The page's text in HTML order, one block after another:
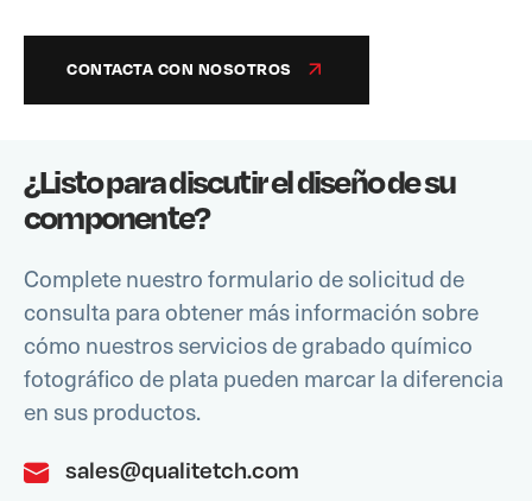
CONTACTA CON NOSOTROS
¿Listo para discutir el diseño de su
componente?
Complete nuestro formulario de solicitud de
consulta para obtener más información sobre
cómo nuestros servicios de grabado químico
fotográfico de plata pueden marcar la diferencia
en sus productos.
sales@qualitetch.com